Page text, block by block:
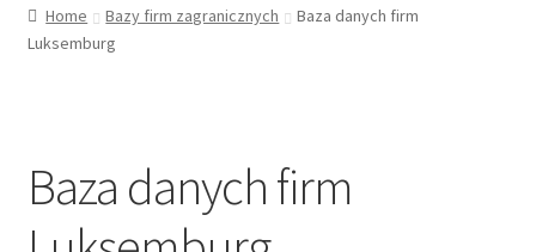
Home Bazy firm zagranicznych
Baza danych firm
Luksemburg
Baza danych firm